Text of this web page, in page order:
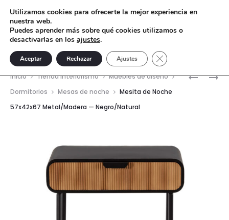
CHAISE
Inicio Tienda interiorismo
Muebles de diseño
Dormitorios
Mesas de noche
Mesita de Noche
57x42x67 Metal/Madera — Negro/Natural
Utilizamos cookies para ofrecerte la mejor experiencia en
nuestra web.
Puedes aprender más sobre qué cookies utilizamos o
desactivarlas en los ajustes.
Aceptar Rechazar Ajustes Cerrar el banner de